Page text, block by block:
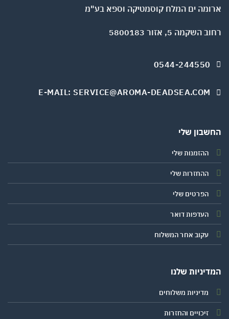
ים המלח קוסמטיקה וספא בע"מ
5, אזור 5800183
0544-244550
E-MAIL: SERVICE@AROMA-DEADSEA.COM
שלי
ההזמנות שלי
ההחזרות שלי
הפרטים שלי
העדפות דואר
עקוב אחר המשלוח
שלנו
מדיניות משלוחים
זיכויים והחזרות